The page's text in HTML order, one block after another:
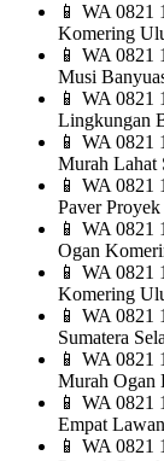
📱 WA 0821
Komering
📱 WA 0821
Musi
📱 WA 0821
Lingkungan
📱 WA 0821
Murah Lahat
📱 WA 0821
Paver
📱 WA 0821
Ogan
📱 WA 0821
Komering
📱 WA 0821
Sumatera
📱 WA 0821
Murah Ogan
📱 WA 0821
Empat
📱 WA 0821